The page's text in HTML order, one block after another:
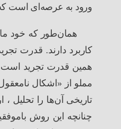
ورود به عرصه ای است
همانطور که خود
کاربرد دارند. قدرت
همین قدرت تجرید است
مملو از « اشکال
تاریخی آنها را تحلیل ،
چنانچه این روش